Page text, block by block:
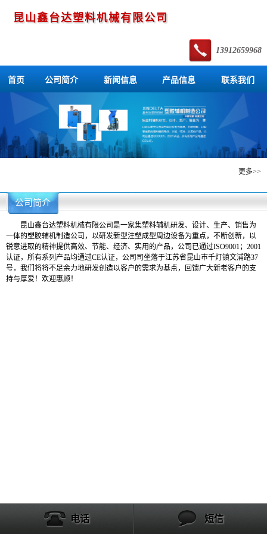
昆山鑫台达塑料机械有限公司
13912659968
首页 公司简介 新闻信息 产品信息 联系我们
更多>>
公司简介
昆山鑫台达塑料机械有限公司是一家集塑料辅机研发、设计、生产、销售为
一体的塑胶辅机制造公司，以研发新型注塑成型周边设备为重点，不断创新，以
锐意进取的精神提供高效、节能、经济、实用的产品，公司已通过ISO9001；2001
认证，所有系列产品均通过CE认证，公司司坐落于江苏省昆山市千灯镇文浦路37
号，我们将将不足余力地研发创造以客户的需求为基点，回馈广大新老客户的支
持与厚爱！欢迎惠顾！
电话 短信